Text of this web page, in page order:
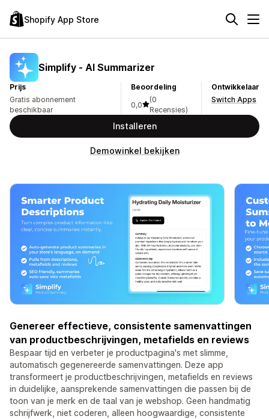
Shopify App Store
Simplify ‑ AI Summarizer
Prijs
Gratis abonnement
beschikbaar
Beoordeling
0,0
(0
Recensies)
Ontwikkelaar
Switch Apps
Installeren
Demowinkel bekijken
Genereer effectieve, consistente samenvattingen
van productbeschrijvingen, metafields en reviews
Bespaar tijd en verbeter je productpagina's met slimme,
automatisch gegenereerde samenvattingen. Deze app
transformeert je productbeschrijvingen, metafields en reviews
in duidelijke, aansprekende samenvattingen die passen bij de
toon van je merk en de taal van je webshop. Geen handmatig
schrijfwerk, niet coderen, alleen hoogwaardige, consistente